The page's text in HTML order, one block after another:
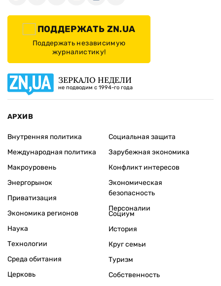
ПОДДЕРЖАТЬ ZN.UA
Поддержать независимую
журналистику!
ЗЕРКАЛО НЕДЕЛИ
не подводим с 1994-го года
АРХИВ
Внутренняя политика
Международная политика
Макроуровень
Энергорынок
Приватизация
Экономика регионов
Социальная защита
Зарубежная экономика
Конфликт интересов
Экономическая
безопасность
Персоналии
Наука
Технологии
Среда обитания
Церковь
Социум
История
Круг семьи
Туризм
Собственность